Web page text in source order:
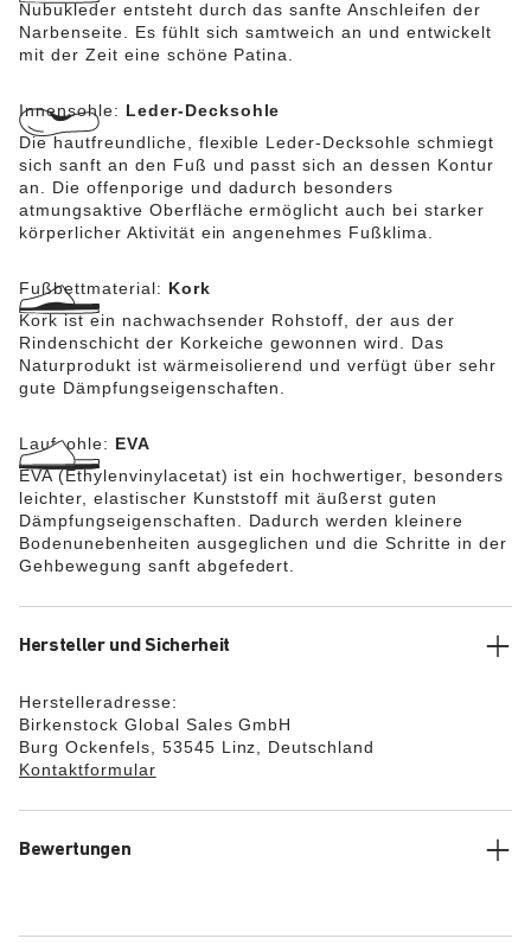
Nubukleder entsteht durch das sanfte Anschleifen der
Narbenseite. Es fühlt sich samtweich an und entwickelt
mit der Zeit eine schöne Patina.
Innensohle: Leder-Decksohle
Die hautfreundliche, flexible Leder-Decksohle schmiegt
sich sanft an den Fuß und passt sich an dessen Kontur
an. Die offenporige und dadurch besonders
atmungsaktive Oberfläche ermöglicht auch bei starker
körperlicher Aktivität ein angenehmes Fußklima.
Fußbettmaterial: Kork
Kork ist ein nachwachsender Rohstoff, der aus der
Rindenschicht der Korkeiche gewonnen wird. Das
Naturprodukt ist wärmeisolierend und verfügt über sehr
gute Dämpfungseigenschaften.
Laufsohle: EVA
EVA (Ethylenvinylacetat) ist ein hochwertiger, besonders
leichter, elastischer Kunststoff mit äußerst guten
Dämpfungseigenschaften. Dadurch werden kleinere
Bodenunebenheiten ausgeglichen und die Schritte in der
Gehbewegung sanft abgefedert.
Hersteller und Sicherheit
Herstelleradresse:
Birkenstock Global Sales GmbH
Burg Ockenfels, 53545 Linz, Deutschland
Kontaktformular
Bewertungen